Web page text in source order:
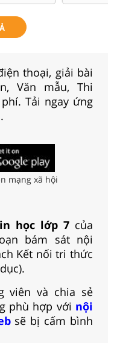
thoại, giải bài
Văn mẫu, Thi
Tải ngay ứng
mạng xã hội
học lớp 7 của
bám sát nội
Kết nối tri thức
viên và chia sẻ
phù hợp với nội
sẽ bị cấm bình